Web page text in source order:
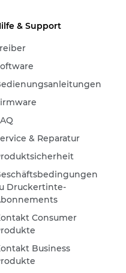
& Support
& Reparatur
Druckertinte-
Consumer
Business